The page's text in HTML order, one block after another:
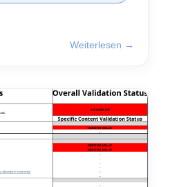
Weiterlesen →